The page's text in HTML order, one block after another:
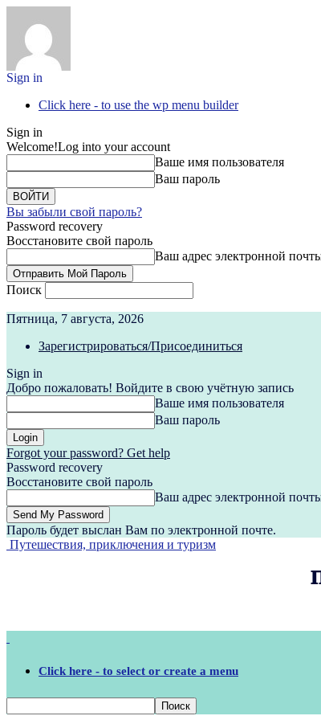
Sign in
Click here - to use the wp menu builder
Sign in
Welcome!Log into your account
Ваше имя пользователя
Ваш пароль
Вы забыли свой пароль?
Password recovery
Восстановите свой пароль
Ваш адрес электронной
Поиск
Пятница, 7 августа, 2026
Зарегистрироваться/Присоединиться
Sign in
Добро пожаловать! Войдите в свою учётную запись
Ваше имя пользователя
Ваш пароль
Forgot your password? Get help
Password recovery
Восстановите свой пароль
Ваш адрес электронной
Пароль будет выслан Вам по электронной почте.
Путешествия, приключения и туризм
Click here - to select or create a menu